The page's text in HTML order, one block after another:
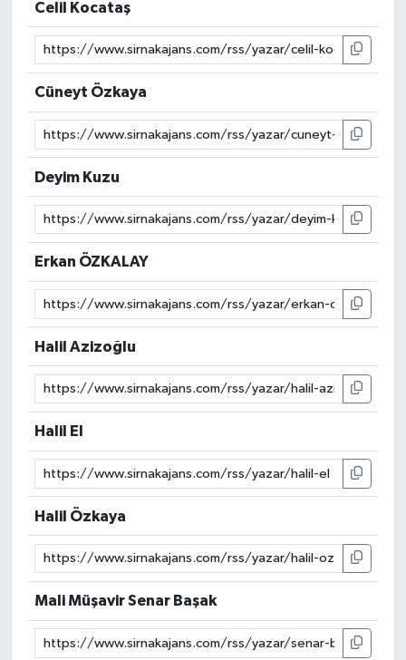
Celil Kocataş
Cüneyt Özkaya
Deyim Kuzu
Erkan ÖZKALAY
Halil Azizoğlu
Halil El
Halil Özkaya
Mali Müşavir Senar Başak